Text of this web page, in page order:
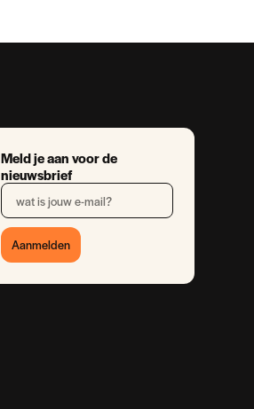
Meld je aan voor de
nieuwsbrief
Aanmelden